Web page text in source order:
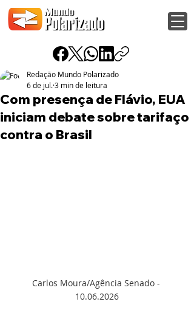
Com presença de Flávio, EUA
iniciam debate sobre tarifaço
contra o Brasil
Redação Mundo Polarizado
6 de jul.3 min de leitura
Carlos Moura/Agência Senado -
10.06.2026